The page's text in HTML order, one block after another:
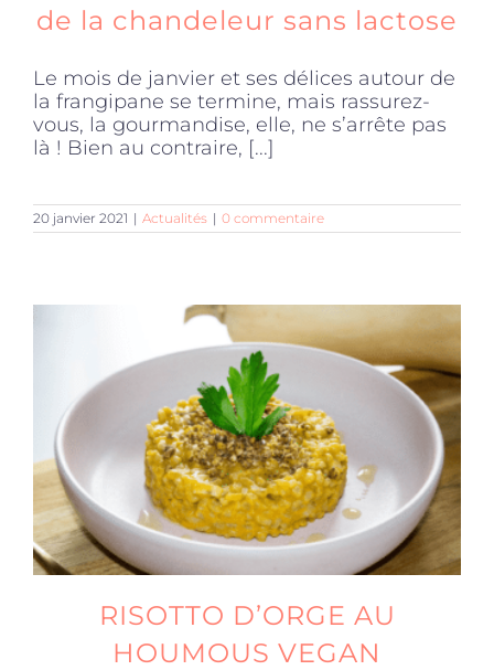
de la chandeleur sans lactose
Le mois de janvier et ses délices autour de
la frangipane se termine, mais rassurez-
vous, la gourmandise, elle, ne s’arrête pas
là ! Bien au contraire, [...]
20 janvier 2021 | Actualités | 0 commentaire
RISOTTO D’ORGE AU
HOUMOUS VEGAN